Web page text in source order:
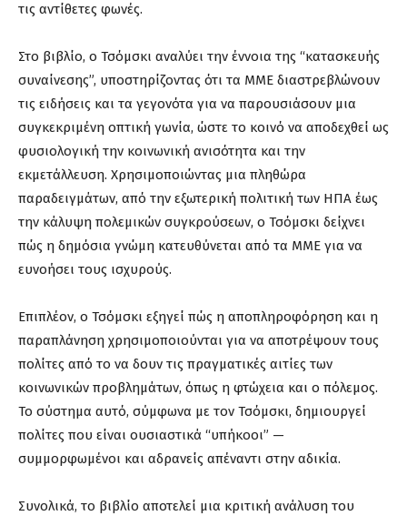
τις αντίθετες φωνές.
Στο βιβλίο, ο Τσόμσκι αναλύει την έννοια της “κατασκευής
συναίνεσης”, υποστηρίζοντας ότι τα ΜΜΕ διαστρεβλώνουν
τις ειδήσεις και τα γεγονότα για να παρουσιάσουν μια
συγκεκριμένη οπτική γωνία, ώστε το κοινό να αποδεχθεί ως
φυσιολογική την κοινωνική ανισότητα και την
εκμετάλλευση. Χρησιμοποιώντας μια πληθώρα
παραδειγμάτων, από την εξωτερική πολιτική των ΗΠΑ έως
την κάλυψη πολεμικών συγκρούσεων, ο Τσόμσκι δείχνει
πώς η δημόσια γνώμη κατευθύνεται από τα ΜΜΕ για να
ευνοήσει τους ισχυρούς.
Επιπλέον, ο Τσόμσκι εξηγεί πώς η αποπληροφόρηση και η
παραπλάνηση χρησιμοποιούνται για να αποτρέψουν τους
πολίτες από το να δουν τις πραγματικές αιτίες των
κοινωνικών προβλημάτων, όπως η φτώχεια και ο πόλεμος.
Το σύστημα αυτό, σύμφωνα με τον Τσόμσκι, δημιουργεί
πολίτες που είναι ουσιαστικά “υπήκοοι” —
συμμορφωμένοι και αδρανείς απέναντι στην αδικία.
Συνολικά, το βιβλίο αποτελεί μια κριτική ανάλυση του